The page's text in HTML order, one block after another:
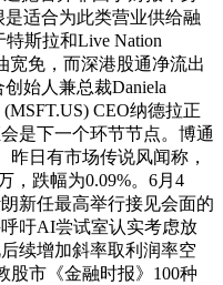
是适合为此类营业供给融
斯拉和Live Nation
宽免，而深港股通净流出
始人兼总裁Daniela
CEO纳德拉正
是下一个环节节点。博通
昨日有市场传说风闻称，
，跌幅为0.09%。6月4
新任最高举行接见会面的
吁AI尝试室认实考虑放
续增加斜率取利润率空
股市《金融时报》100种